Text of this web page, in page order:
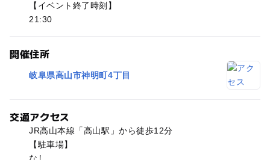
【イベント終了時刻】
21:30
開催住所
岐阜県高山市神明町4丁目
交通アクセス
JR高山本線「高山駅」から徒歩12分
【駐車場】